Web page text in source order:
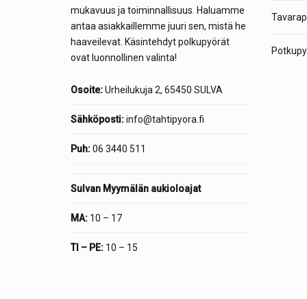
mukavuus ja toiminnallisuus. Haluamme
antaa asiakkaillemme juuri sen, mistä he
haaveilevat. Käsintehdyt polkupyörät
ovat luonnollinen valinta!
Osoite:Urheilukuja 2, 65450 SULVA
Sähköposti:info@tahtipyora.fi
Puh:06 3440 511
Sulvan Myymälän aukioloajat
MA: 10 – 17
TI – PE: 10 – 15